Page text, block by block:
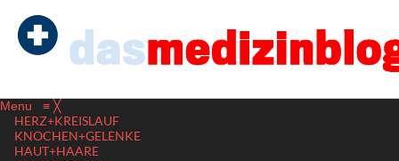
Menu ≡ ╳
HERZ+KREISLAUF
KNOCHEN+GELENKE
HAUT+HAARE